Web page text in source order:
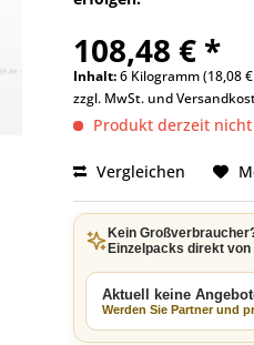
108,48 € *
Inhalt:6 Kilogramm (18,08
zzgl. MwSt. und
Produkt derzeit
Vergleichen
Kein
Einzelpacks direkt
Aktuell keine
Werden Sie Partner und